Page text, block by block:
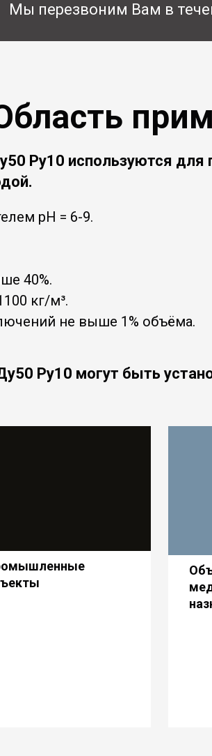
Мы перезвоним Вам в
Ру10 используются для
pH = 6-9.
40%.
кг/м³.
не выше 1% объёма.
Ру10 могут быть